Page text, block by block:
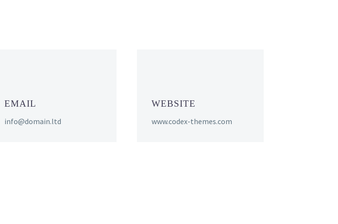
EMAIL
info@domain.ltd
WEBSITE
www.codex-themes.com